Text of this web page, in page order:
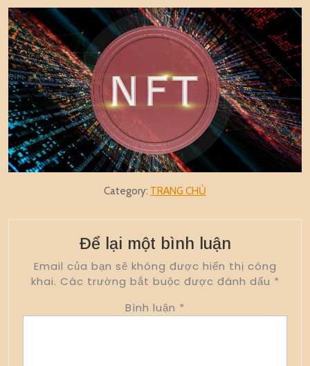
Category: TRANG CHỦ
Để lại một bình luận
Email của bạn sẽ không được hiển thị công
khai. Các trường bắt buộc được đánh dấu *
Bình luận *